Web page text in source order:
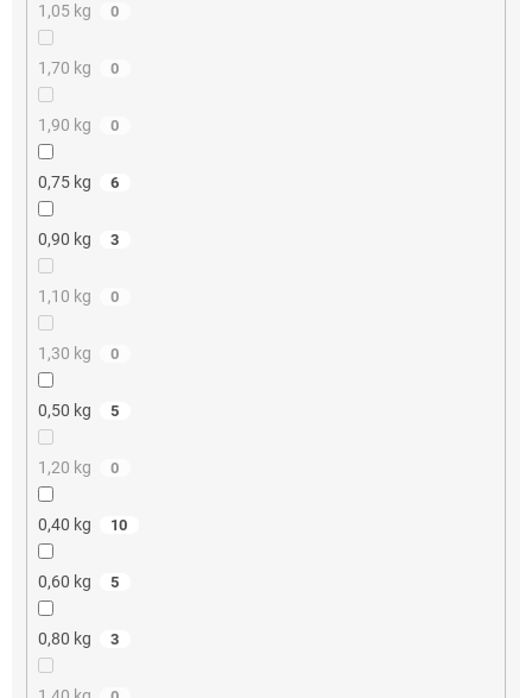
1,05 kg 0
1,70 kg 0
1,90 kg 0
0,75 kg 6
0,90 kg 3
1,10 kg 0
1,30 kg 0
0,50 kg 5
1,20 kg 0
0,40 kg 10
0,60 kg 5
0,80 kg 3